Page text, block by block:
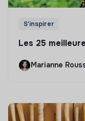
S'inspirer
Les 25
Marianne